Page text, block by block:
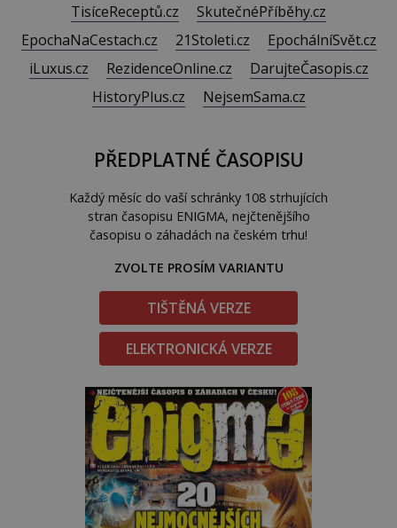
TisíceReceptů.cz
SkutečnéPříběhy.cz
EpochaNaCestach.cz
21Stoleti.cz
EpochálníSvět.cz
iLuxus.cz
RezidenceOnline.cz
DarujteČasopis.cz
HistoryPlus.cz
NejsemSama.cz
PŘEDPLATNÉ ČASOPISU
Každý měsíc do vaší schránky 108 strhujících
stran časopisu ENIGMA, nejčtenějšího
časopisu o záhadách na českém trhu!
ZVOLTE PROSÍM VARIANTU
TIŠTĚNÁ VERZE
ELEKTRONICKÁ VERZE